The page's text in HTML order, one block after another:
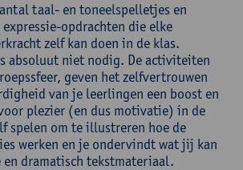
taal- en toneelspelletjes en
opdrachten die elke
zelf kan doen in de klas.
absoluut niet nodig. De activiteiten
geven het zelfvertrouwen
van je leerlingen een boost en
plezier (en dus motivatie) in de
spelen om te illustreren hoe de
werken en je ondervindt wat jij kan
en dramatisch tekstmateriaal.